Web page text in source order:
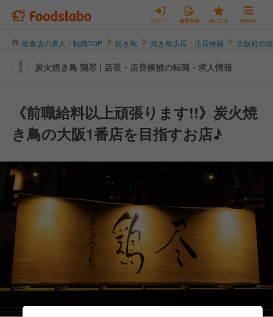
ログイン 新規登録 気になる MENU
飲食店の求人・転職TOP 焼き鳥 焼き鳥店長・店長候補 大阪府の
炭火焼き鳥 鶏尽 | 店長・店長候補の転職・求人情報
《前職給料以上頑張ります!!》炭火焼
き鳥の大阪1番店を目指すお店♪